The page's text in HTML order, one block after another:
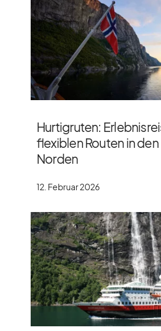
Hurtigruten:
flexiblen Routen in
Norden
12. Februar 2026